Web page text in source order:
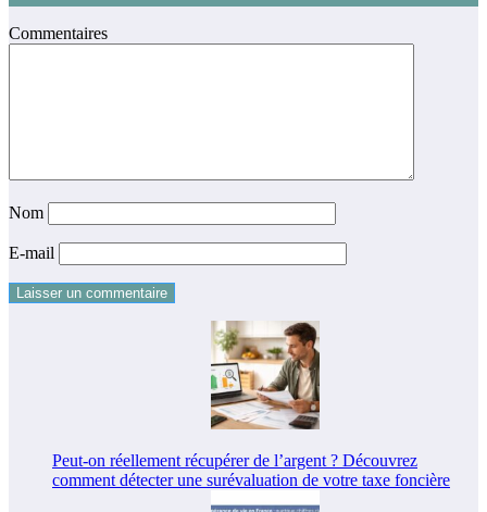
Commentaires
Nom
E-mail
Peut-on réellement récupérer de l’argent ? Découvrez
comment détecter une surévaluation de votre taxe foncière